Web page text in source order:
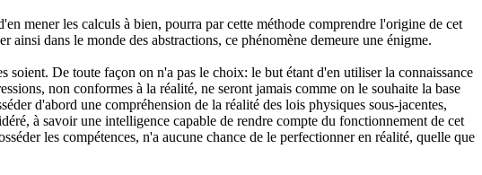
mener les calculs à bien, pourra par cette méthode comprendre l'origine de cet
dans le monde des abstractions, ce phénomène demeure une énigme.
De toute façon on n'a pas le choix: le but étant d'en utiliser la connaissance
non conformes à la réalité, ne seront jamais comme on le souhaite la base
d'abord une compréhension de la réalité des lois physiques sous-jacentes,
à savoir une intelligence capable de rendre compte du fonctionnement de cet
les compétences, n'a aucune chance de le perfectionner en réalité, quelle que